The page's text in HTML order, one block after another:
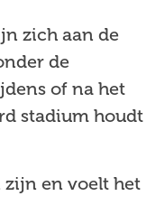
zich aan de
de
of na het
stadium houdt
zijn en voelt het